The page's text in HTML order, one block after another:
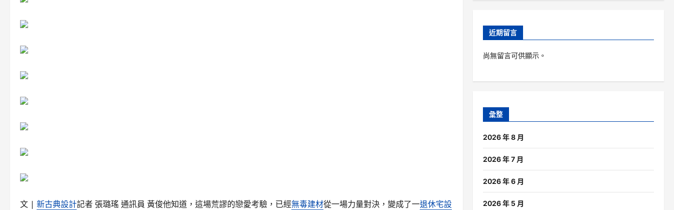
文 | 新古典設計記者 張璐瑤 通訊員 黃俊他知道，這場荒謬的戀愛考驗，已經無毒建材從一場力量對決，變成了一退休宅設
近期留言
尚無留言可供顯示。
彙整
2026 年 8 月
2026 年 7 月
2026 年 6 月
2026 年 5 月